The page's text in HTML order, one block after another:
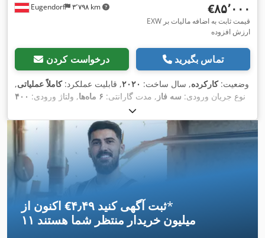
Eugendorf ۳٬۷۹۸ km ‎€۸۵٬۰۰۰
EXW قیمت ثابت به اضافه مالیات بر
ارزش افزوده
درخواست کردن تماس بگیرید
وضعیت:کارکرده, سال ساخت: ۲۰۲۰, قابلیت عملکرد:کاملاً عملیاتی,
نوع جریان ورودی: سه فاز , مدت گارانتی: ۶ ماه‌ها , ولتاژ ورودی: ۴۰۰
اکنون از ‎€۴٫۴۹ ثبت آگهی کنید*
۱۱ میلیون خریدار منتظر شما هستند